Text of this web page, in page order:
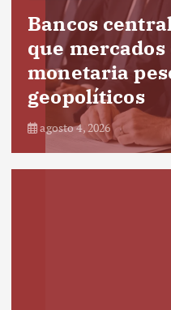
Bancos
que
monetaria
geopolíticos
agosto 4, 2026